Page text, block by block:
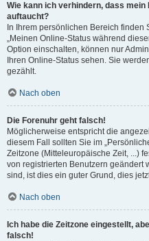
Wie kann ich verhindern, dass
auftaucht?
In Ihrem persönlichen Bereich
„Meinen Online-Status während
Option einschalten, können nur
Ihren Online-Status sehen. Sie
gezählt.
Nach oben
Die Forenuhr geht falsch!
Möglicherweise entspricht die
diesem Fall sollten Sie im
Zeitzone (Mitteleuropäische Zeit, ...)
von registrierten Benutzern geändert
sind, ist dies ein guter Grund, dies
Nach oben
Ich habe die Zeitzone eingestellt,
falsch!